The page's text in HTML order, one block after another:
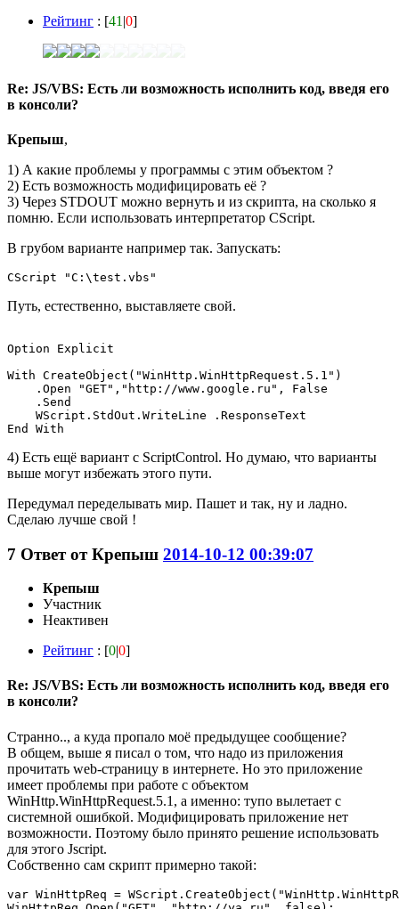
Рейтинг : [41 |0]
Re: JS/VBS: Есть ли возможность исполнить код, введя его
в консоли?
Крепыш,
1) А какие проблемы у программы с этим объектом ?
2) Есть возможность модифицировать её ?
3) Через STDOUT можно вернуть и из скрипта, на сколько я
помню. Если использовать интерпретатор CScript.
В грубом варианте например так. Запускать:
CScript "C:\test.vbs"
Путь, естественно, выставляете свой.
Option Explicit
With CreateObject("WinHttp.WinHttpRequest.5.1")
    .Open "GET","http://www.google.ru", False
    .Send
    WScript.StdOut.WriteLine .ResponseText
4) Есть ещё вариант с ScriptControl. Но думаю, что варианты
выше могут избежать этого пути.
Передумал переделывать мир. Пашет и так, ну и ладно.
Сделаю лучше свой !
7 Ответ отКрепыш 2014-10-12 00:39:07
Крепыш
Участник
Неактивен
Рейтинг : [0|0]
Re: JS/VBS: Есть ли возможность исполнить код, введя его
в консоли?
Странно.., а куда пропало моё предыдущее сообщение?
В общем, выше я писал о том, что надо из приложения
прочитать web-страницу в интернете. Но это приложение
имеет проблемы при работе с объектом
WinHttp.WinHttpRequest.5.1, а именно: тупо вылетает с
системной ошибкой. Модифицировать приложение нет
возможности. Поэтому было принято решение использовать
для этого Jscript.
Собственно сам скрипт примерно такой:
var WinHttpReq =